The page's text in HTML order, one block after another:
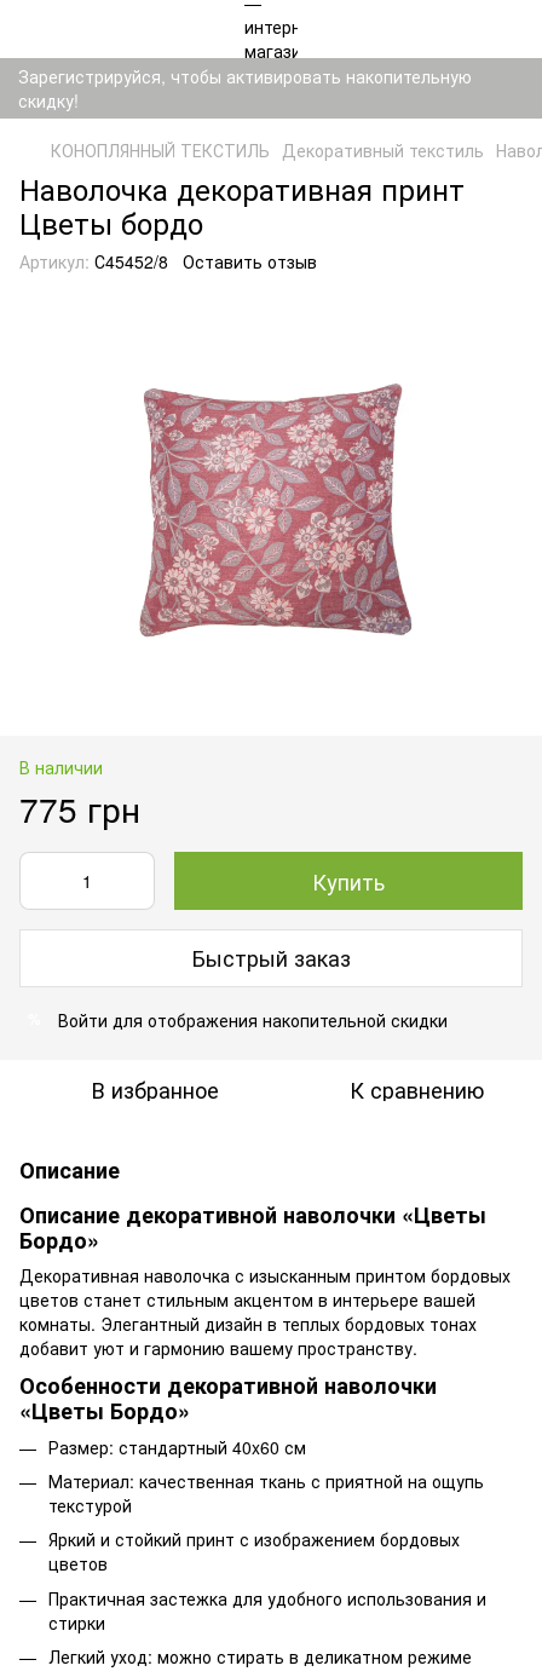
Зарегистрируйся, чтобы активировать накопительную
скидку!
КОНОПЛЯННЫЙ ТЕКСТИЛЬ Декоративный текстиль
Наволочка декоративная принт
Цветы бордо
Артикул: С45452/8 Оставить отзыв
В наличии
775 грн
Купить
Быстрый заказ
Войти для отображения накопительной скидки
В избранное К сравнению
Описание
Описание декоративной наволочки «Цветы
Бордо»
Декоративная наволочка с изысканным принтом бордовых
цветов станет стильным акцентом в интерьере вашей
комнаты. Элегантный дизайн в теплых бордовых тонах
добавит уют и гармонию вашему пространству.
Особенности декоративной наволочки
«Цветы Бордо»
Размер: стандартный 40x60 см
Материал: качественная ткань с приятной на ощупь
текстурой
Яркий и стойкий принт с изображением бордовых
цветов
Практичная застежка для удобного использования и
стирки
Легкий уход: можно стирать в деликатном режиме